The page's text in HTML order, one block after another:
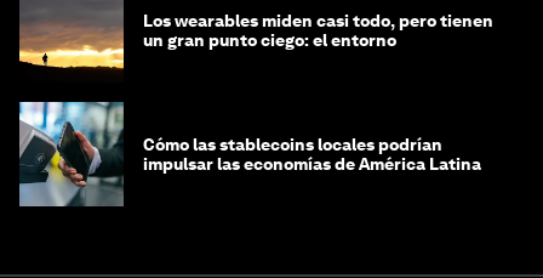
Los wearables miden casi todo, pero tienen
un gran punto ciego: el entorno
Cómo las stablecoins locales podrían
impulsar las economías de América Latina